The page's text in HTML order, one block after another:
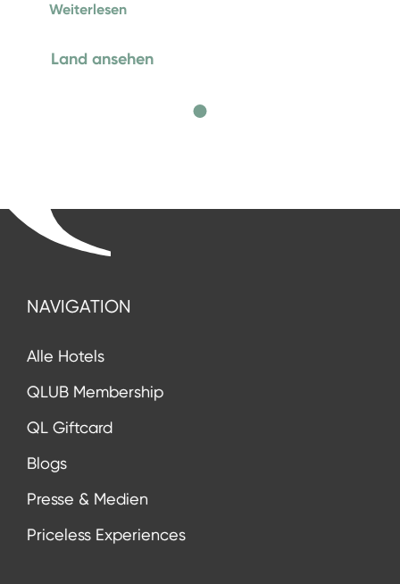
Weiterlesen
Land ansehen
NAVIGATION
Alle Hotels
QLUB Membership
QL Giftcard
Blogs
Presse & Medien
Priceless Experiences